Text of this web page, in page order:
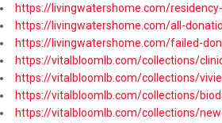
https://livingwatershome.com/
https://livingwatershome.com/all-
https://livingwatershome.com/failed-
https://vitalbloomlb.com/collections/
https://vitalbloomlb.com/collections/
https://vitalbloomlb.com/collections/
https://vitalbloomlb.com/collections/